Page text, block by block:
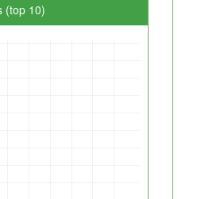
(top 10)